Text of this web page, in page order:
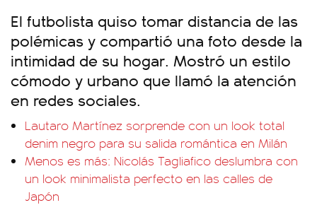
El futbolista quiso tomar distancia de las
polémicas y compartió una foto desde la
intimidad de su hogar. Mostró un estilo
cómodo y urbano que llamó la atención
en redes sociales.
Lautaro Martínez sorprende con un look total
denim negro para su salida romántica en Milán
Menos es más: Nicolás Tagliafico deslumbra con
un look minimalista perfecto en las calles de
Japón